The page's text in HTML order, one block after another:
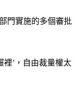
門實施的多個審批
裡’，自由裁量權太